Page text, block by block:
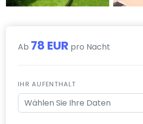
Ab 78 EUR pro Nacht
IHR AUFENTHALT